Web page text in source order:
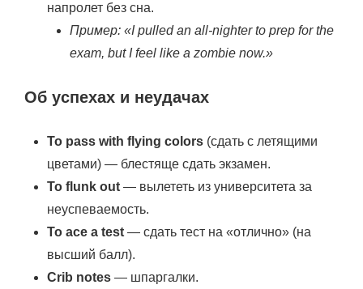
напролет без сна.
Пример: «I pulled an all-nighter to prep for the
exam, but I feel like a zombie now.»
Об успехах и неудачах
To pass with flying colors (сдать с летящими
цветами) — блестяще сдать экзамен.
To flunk out — вылететь из университета за
неуспеваемость.
To ace a test — сдать тест на «отлично» (на
высший балл).
Crib notes — шпаргалки.